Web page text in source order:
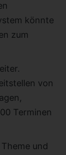
könnte
zum
von
Terminen
und